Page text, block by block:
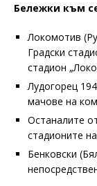
Бележки към
Локомотив
Градски
стадион
Лудогорец
мачове на
Останалите
стадионите
Бенковски